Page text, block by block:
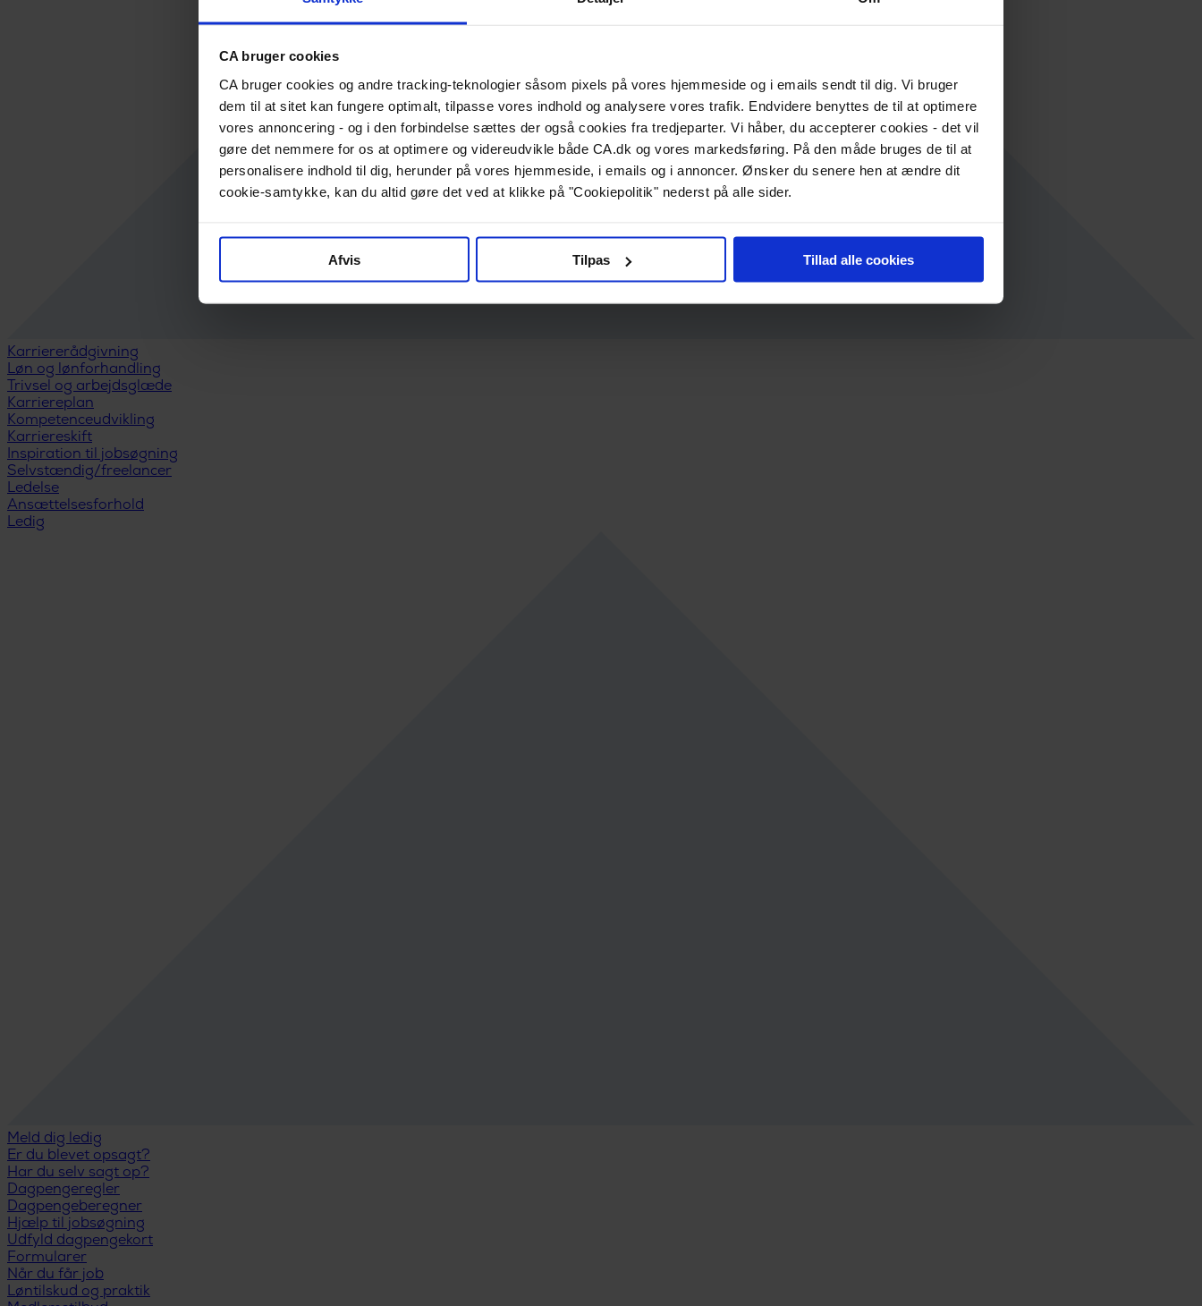
CA bruger cookies
CA bruger cookies og andre tracking-teknologier såsom pixels på vores hjemmeside og i emails sendt til dig. Vi bruger
dem til at sitet kan fungere optimalt, tilpasse vores indhold og analysere vores trafik. Endvidere benyttes de til at optimere
vores annoncering - og i den forbindelse sættes der også cookies fra tredjeparter. Vi håber, du accepterer cookies - det vil
gøre det nemmere for os at optimere og videreudvikle både CA.dk og vores markedsføring. På den måde bruges de til at
personalisere indhold til dig, herunder på vores hjemmeside, i emails og i annoncer. Ønsker du senere hen at ændre dit
cookie-samtykke, kan du altid gøre det ved at klikke på "Cookiepolitik" nederst på alle sider.
Afvis Tilpas Tillad alle cookies
Karriererådgivning
Løn og lønforhandling
Trivsel og arbejdsglæde
Karriereplan
Kompetenceudvikling
Karriereskift
Inspiration til jobsøgning
Selvstændig/freelancer
Ledelse
Ansættelsesforhold
Ledig
Meld dig ledig
Er du blevet opsagt?
Har du selv sagt op?
Dagpengeregler
Dagpengeberegner
Hjælp til jobsøgning
Udfyld dagpengekort
Formularer
Når du får job
Løntilskud og praktik